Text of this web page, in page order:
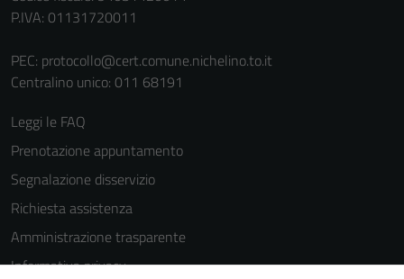
P.IVA: 01131720011
PEC: protocollo@cert.comune.nichelino.to.it
Centralino unico: 011 68191
Leggi le FAQ
Prenotazione appuntamento
Segnalazione disservizio
Richiesta assistenza
Amministrazione trasparente
Informativa privacy